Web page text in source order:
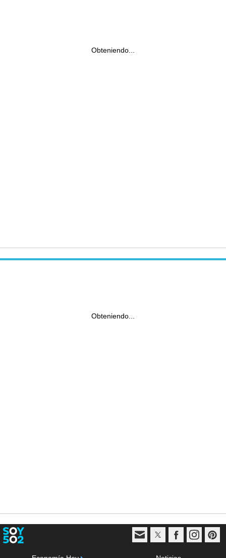
Obteniendo...
Obteniendo...